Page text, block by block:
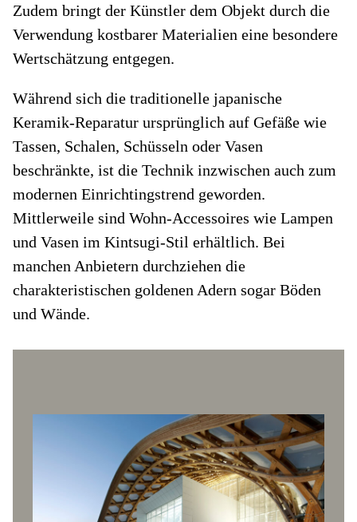
Zudem bringt der Künstler dem Objekt durch die
Verwendung kostbarer Materialien eine besondere
Wertschätzung entgegen.
Während sich die traditionelle japanische
Keramik-Reparatur ursprünglich auf Gefäße wie
Tassen, Schalen, Schüsseln oder Vasen
beschränkte, ist die Technik inzwischen auch zum
modernen Einrichtingstrend geworden.
Mittlerweile sind Wohn-Accessoires wie Lampen
und Vasen im Kintsugi-Stil erhältlich. Bei
manchen Anbietern durchziehen die
charakteristischen goldenen Adern sogar Böden
und Wände.